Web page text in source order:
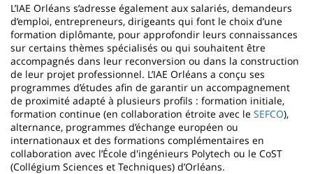
L’IAE Orléans s’adresse également aux salariés, demandeurs
d’emploi, entrepreneurs, dirigeants qui font le choix d’une
formation diplômante, pour approfondir leurs connaissances
sur certains thèmes spécialisés ou qui souhaitent être
accompagnés dans leur reconversion ou dans la construction
de leur projet professionnel. L’IAE Orléans a conçu ses
programmes d’études afin de garantir un accompagnement
de proximité adapté à plusieurs profils : formation initiale,
formation continue (en collaboration étroite avec le SEFCO),
alternance, programmes d’échange européen ou
internationaux et des formations complémentaires en
collaboration avec l’École d'ingénieurs Polytech ou le CoST
(Collégium Sciences et Techniques) d’Orléans.